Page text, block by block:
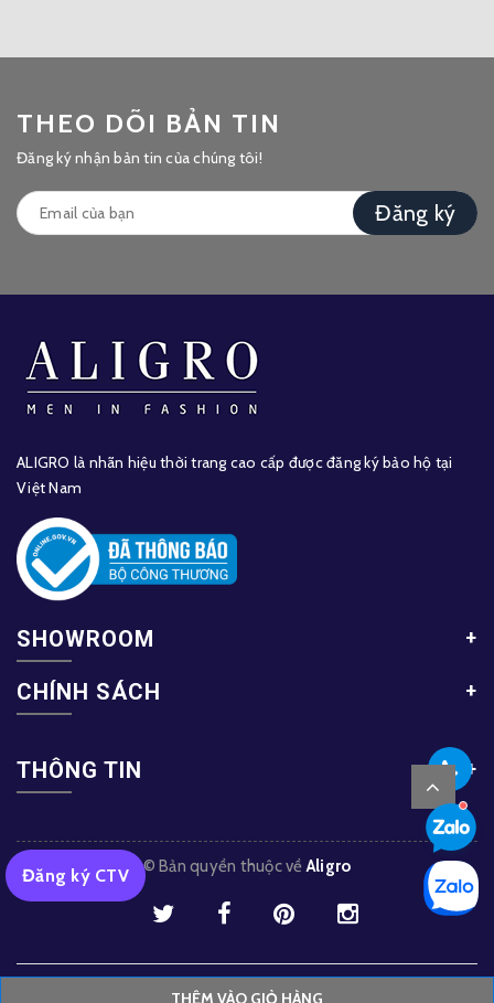
️THÊM VÀO GIỎ HÀNG
THEO DÕI BẢN TIN
Đăng ký nhận bản tin của chúng tôi!
Đăng ký
ALIGRO là nhãn hiệu thời trang cao cấp được đăng ký bảo hộ tại
Việt Nam
SHOWROOM
CHÍNH SÁCH
THÔNG TIN
© Bản quyền thuộc vềAligro
Sản phẩm Tin tức
Đăng ký CTV